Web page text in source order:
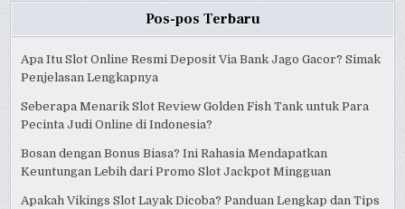
Pos-pos Terbaru
Apa Itu Slot Online Resmi Deposit Via Bank Jago Gacor? Simak
Penjelasan Lengkapnya
Seberapa Menarik Slot Review Golden Fish Tank untuk Para
Pecinta Judi Online di Indonesia?
Bosan dengan Bonus Biasa? Ini Rahasia Mendapatkan
Keuntungan Lebih dari Promo Slot Jackpot Mingguan
Apakah Vikings Slot Layak Dicoba? Panduan Lengkap dan Tips